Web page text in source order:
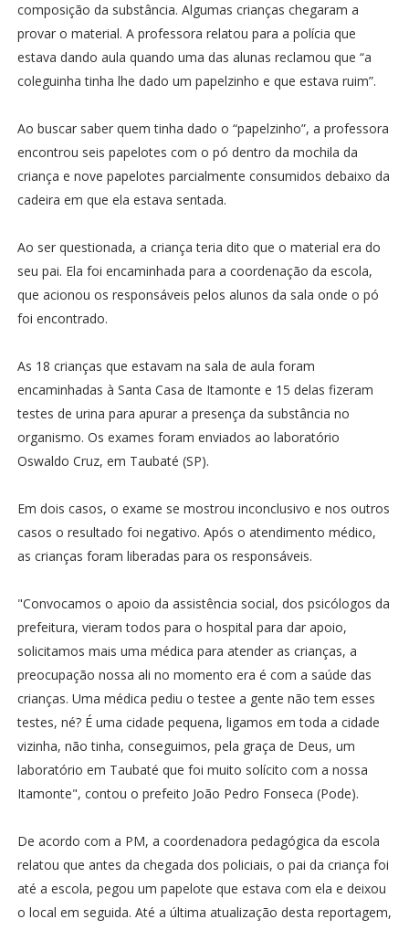
composição da substância. Algumas crianças chegaram a
provar o material. A professora relatou para a polícia que
estava dando aula quando uma das alunas reclamou que “a
coleguinha tinha lhe dado um papelzinho e que estava ruim”.
Ao buscar saber quem tinha dado o “papelzinho”, a professora
encontrou seis papelotes com o pó dentro da mochila da
criança e nove papelotes parcialmente consumidos debaixo da
cadeira em que ela estava sentada.
Ao ser questionada, a criança teria dito que o material era do
seu pai. Ela foi encaminhada para a coordenação da escola,
que acionou os responsáveis pelos alunos da sala onde o pó
foi encontrado.
As 18 crianças que estavam na sala de aula foram
encaminhadas à Santa Casa de Itamonte e 15 delas fizeram
testes de urina para apurar a presença da substância no
organismo. Os exames foram enviados ao laboratório
Oswaldo Cruz, em Taubaté (SP).
Em dois casos, o exame se mostrou inconclusivo e nos outros
casos o resultado foi negativo. Após o atendimento médico,
as crianças foram liberadas para os responsáveis.
"Convocamos o apoio da assistência social, dos psicólogos da
prefeitura, vieram todos para o hospital para dar apoio,
solicitamos mais uma médica para atender as crianças, a
preocupação nossa ali no momento era é com a saúde das
crianças. Uma médica pediu o testee a gente não tem esses
testes, né? É uma cidade pequena, ligamos em toda a cidade
vizinha, não tinha, conseguimos, pela graça de Deus, um
laboratório em Taubaté que foi muito solícito com a nossa
Itamonte", contou o prefeito João Pedro Fonseca (Pode).
De acordo com a PM, a coordenadora pedagógica da escola
relatou que antes da chegada dos policiais, o pai da criança foi
até a escola, pegou um papelote que estava com ela e deixou
o local em seguida. Até a última atualização desta reportagem,